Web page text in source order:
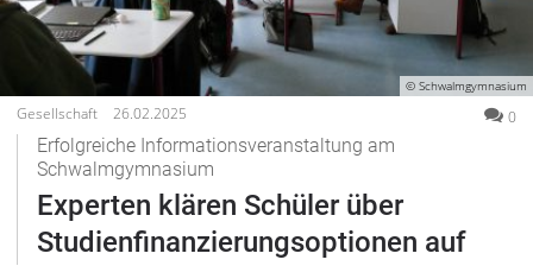
© Schwalmgymnasium
Gesellschaft 26.02.2025 0
Erfolgreiche Informationsveranstaltung am
Schwalmgymnasium
Experten klären Schüler über
Studienfinanzierungsoptionen auf